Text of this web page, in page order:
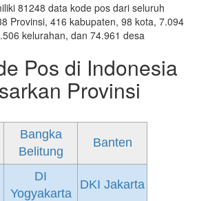
81248 data kode pos dari seluruh
Provinsi, 416 kabupaten, 98 kota, 7.094
kelurahan, dan 74.961 desa
Pos di Indonesia
Provinsi
Bangka
Belitung
Banten
DI
Yogyakarta
DKI Jakarta